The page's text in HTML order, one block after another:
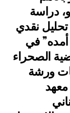
دراسة
تحليل نقدي
أمده” في
الصحراء
ورشة